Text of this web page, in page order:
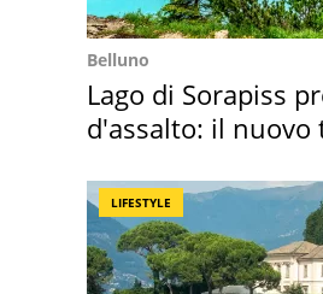
Belluno
Lago di Sorapiss
d'assalto: il nuovo
LIFESTYLE